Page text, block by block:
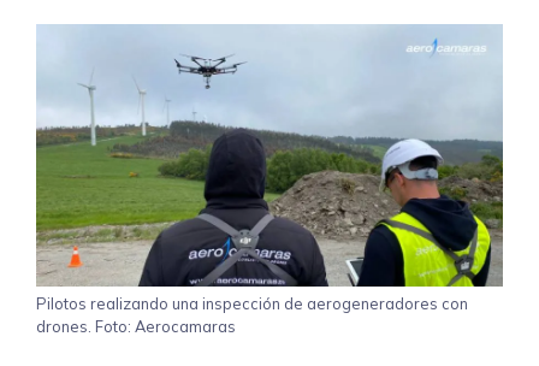
Pilotos realizando una inspección de aerogeneradores con
drones. Foto: Aerocamaras